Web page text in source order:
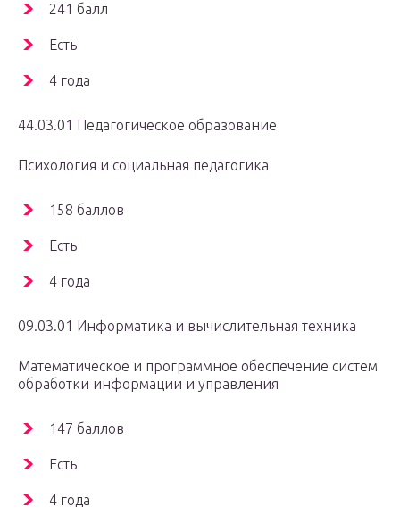
241 балл
Есть
4 года
44.03.01 Педагогическое образование
Психология и социальная педагогика
158 баллов
Есть
4 года
09.03.01 Информатика и вычислительная техника
Математическое и программное обеспечение систем
обработки информации и управления
147 баллов
Есть
4 года